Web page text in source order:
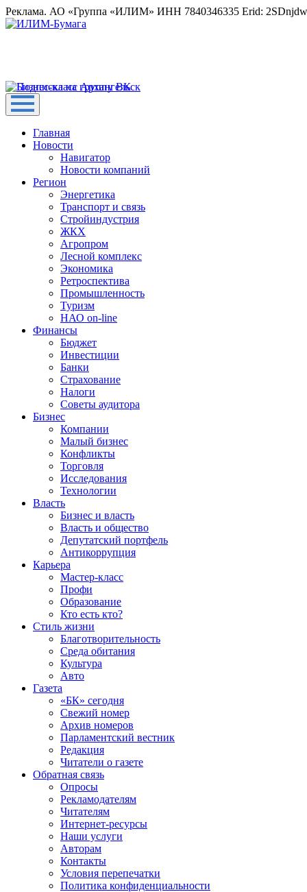
Реклама. АО «Группа «ИЛИМ» ИНН 7840346335 Erid:
Главная
Новости
Навигатор
Новости компаний
Регион
Энергетика
Транспорт и связь
Стройиндустрия
ЖКХ
Агропром
Лесной комплекс
Экономика
Ретроспектива
Промышленность
Туризм
НАО on-line
Финансы
Бюджет
Инвестиции
Банки
Страхование
Налоги
Советы аудитора
Бизнес
Компании
Малый бизнес
Конфликты
Торговля
Исследования
Технологии
Власть
Бизнес и власть
Власть и общество
Депутатский портфель
Антикоррупция
Карьера
Мастер-класс
Профи
Образование
Кто есть кто?
Стиль жизни
Благотворительность
Среда обитания
Культура
Авто
Газета
«БК» сегодня
Свежий номер
Архив номеров
Парламентский вестник
Редакция
Читатели о газете
Обратная связь
Опросы
Рекламодателям
Читателям
Интернет-ресурсы
Наши услуги
Авторам
Контакты
Условия перепечатки
Политика конфиденциальности